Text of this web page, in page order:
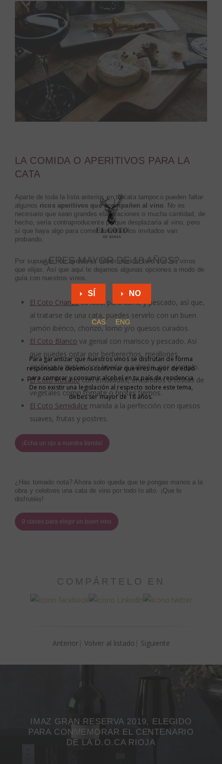
LA COMIDA O APERITIVOS PARA LA
CATA
Aparte de toda la lista anterior, en tu cata tampoco pueden faltar
algunos ricos aperitivos que acompañen al vino . No es
necesario que sean grandes elaboraciones o mucha cantidad, de
hecho, sería contraproducente porque desplazaría al vino, pero
sí que haya algo para comer mientras los invitados van
probando.
Por supuesto, los aperitivos deben maridar bien con los vinos
que elijas. Así que aquí te dejamos algunas opciones a modo de
guía con nuestros vinos.
El Coto Crianzaes ideal para carne y pescado, así que,
al tratarse de una cata, puedes servirlo con un buen
jamón ibérico, chorizo, lomo y/o quesos curados.
El Coto Blanco va genial con marisco y pescado. Así
que puedes optar por berberechos, mejillones,
anchoas o tostas con bonito o salmón, por ejemplo.
El Coto Rosadocon ensaladas, encurtidos o tostas de
vegetales como tomate o brotes tiernos.
El Coto Semidulce marida a la perfección con quesos
suaves, frutas y postres.
¡Echa un ojo a nuestra tienda!
¿Has tomado nota? Ahora solo queda que te pongas manos a la
obra y celebres una cata de vino por todo lo alto. ¡Que lo
disfrutéis!
9 claves para elegir un buen vino
COMPÁRTELO EN
Anterior Volver al listado Siguiente
IMAZ GRAN RESERVA 2019, ELEGIDO
PARA CONMEMORAR EL CENTENARIO
DE LA D.O.CA RIOJA
¿ERES MAYOR DE 18 AÑOS?
SÍ NO
CAS ENG
Para garantizar que nuestros vinos se disfrutan de forma
responsable debemos confirmar que eres mayor de edad
para comprar y consumir alcohol en tu país de residencia.
De no existir una legislación al respecto sobre este tema,
debes ser mayor de 18 años.